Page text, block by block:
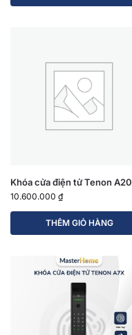
Khóa cửa điện tử Tenon A20
10.600.000 ₫
THÊM GIỎ HÀNG